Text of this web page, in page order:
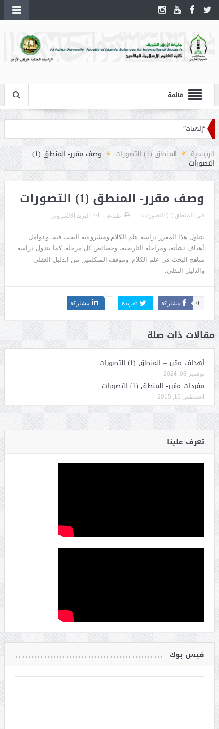
قائمة
“إلهيات”
الرئيسية المنطق (1) التصورات وصف مقرر- المنطق (1)
التصورات
وصف مقرر- المنطق (1) التصورات
فى: المنطق (1) التصورات طباعة البريد الالكترونى
يتناول هذا المقرر دراسة علم الكلام ومشروعية البحث فيه، وعوامل
أهداف نشأته، ومراحله التاريخية، وخصائص كل مرحلة، كما يتناول دراسة
مناهج البحث في علم الكلام، وموقف المتكلمين من الدليل العقلي
والدليل النقلي.
مشاركة 0 تغريدة مشاركة
مقالات ذات صلة
أهداف مقرر – المنطق (1) التصورات
نوفمبر 08, 2024
مفردات مقرر- المنطق (1) التصورات
أغسطس 16, 2015
تعرف علينا
فيس بوك